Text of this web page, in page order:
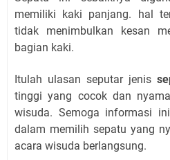
memiliki kaki panjang. hal
tidak menimbulkan kesan
bagian kaki.
Itulah ulasan seputar jenis
tinggi yang cocok dan
wisuda. Semoga informasi
dalam memilih sepatu yang
acara wisuda berlangsung.